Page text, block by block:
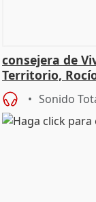
consejera de
Territorio,
Sonido